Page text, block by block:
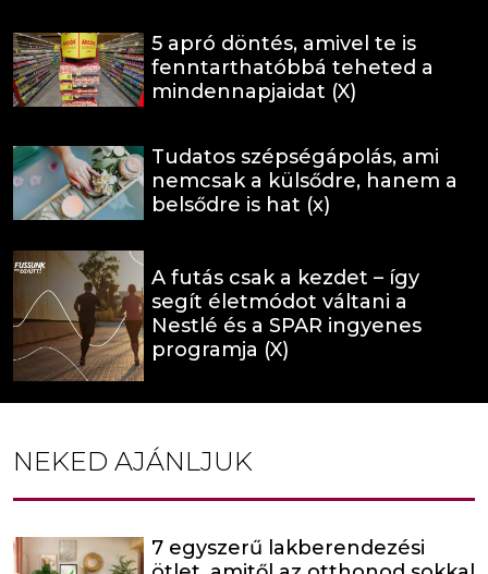
5 apró döntés, amivel te is
fenntarthatóbbá teheted a
mindennapjaidat (X)
Tudatos szépségápolás, ami
nemcsak a külsődre, hanem a
belsődre is hat (x)
A futás csak a kezdet – így
segít életmódot váltani a
Nestlé és a SPAR ingyenes
programja (X)
NEKED AJÁNLJUK
7 egyszerű lakberendezési